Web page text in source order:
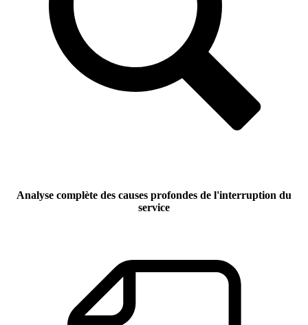
Analyse complète des causes profondes de l'interruption du
service